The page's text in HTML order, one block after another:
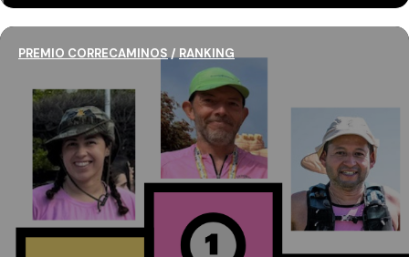
PREMIO CORRECAMINOS / RANKING